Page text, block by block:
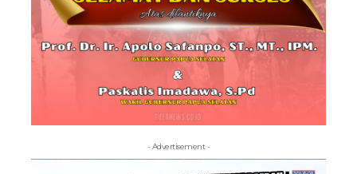
- Advertisement -